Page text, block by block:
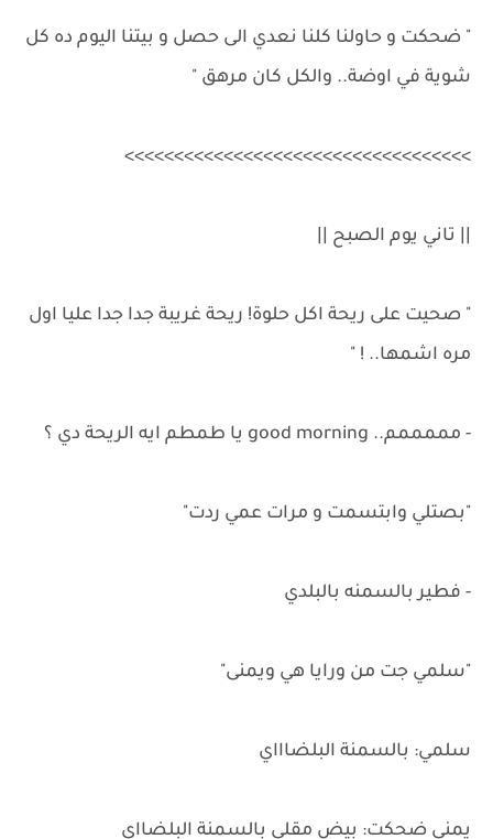
" ضحكت و حاولنا كلنا نعدي الى حصل و بيتنا اليوم ده كل
شوية في اوضة.. والكل كان مرهق "
>>>>>>>>>>>>>>>>>>>>>>>>>>>>>>>>>>>
|| تاني يوم الصبح ||
" صحيت على ريحة اكل حلوة! ريحة غريبة جدا جدا عليا اول
مره اشمها.. ! "
- مممممم.. good morning يا طمطم ايه الريحة دي ؟
"بصتلي وابتسمت و مرات عمي ردت"
- فطير بالسمنه بالبلدي
"سلمي جت من ورايا هي ويمنى"
سلمي: بالسمنة البلضاااي
يمني ضحكت: بيض مقلي بالسمنة البلضااي